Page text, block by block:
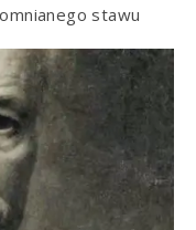
stawu